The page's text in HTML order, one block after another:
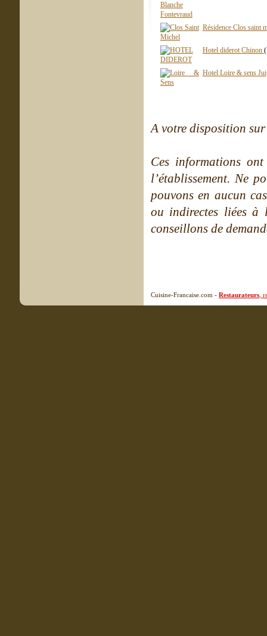
Résidence Clos saint
Hotel diderot Chinon
Hotel Loire & sens
A votre disposition
Ces informations
l’établissement. Ne
pouvons en aucun
ou indirectes liées à
conseillons de
Cuisine-Francaise.com - Restaurateurs ,